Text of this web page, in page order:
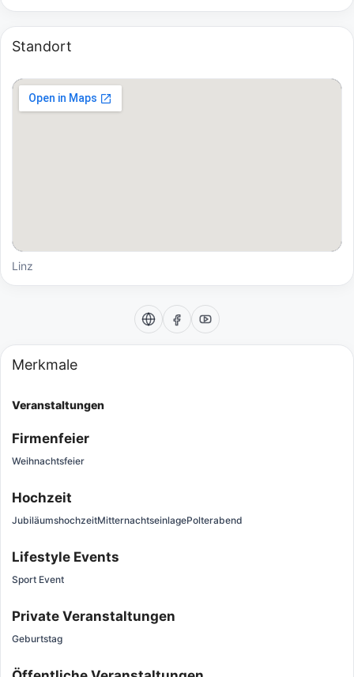
Standort
Linz
Merkmale
Veranstaltungen
Firmenfeier
Weihnachtsfeier
Hochzeit
JubiläumshochzeitMitternachtseinlagePolterabend
Lifestyle Events
Sport Event
Private Veranstaltungen
Geburtstag